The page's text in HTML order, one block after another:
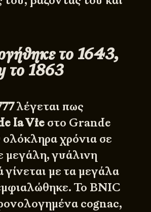
το 1643,
το 1863
λέγεται πως
la Vie στο Grande
χρόνια σε
μεγάλη, γυάλινη
με τα μεγάλα
Το BNIC
cognac,